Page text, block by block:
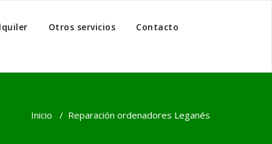
Otros servicios Contacto
Inicio / Reparación ordenadores Leganés